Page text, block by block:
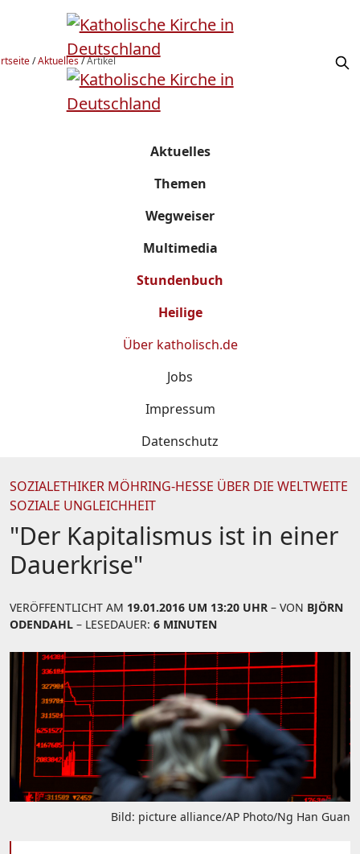
/Aktuelles/Artikel
Aktuelles
Themen
Wegweiser
Multimedia
Stundenbuch
Heilige
Über katholisch.de
Jobs
Impressum
Datenschutz
SOZIALETHIKER MÖHRING-HESSE ÜBER DIE WELTWEITE
SOZIALE UNGLEICHHEIT
"Der Kapitalismus ist in einer
Dauerkrise"
VERÖFFENTLICHT AM 19.01.2016 UM 13:20 UHR – VON BJÖRN
ODENDAHL – LESEDAUER: 6 MINUTEN
Bild: picture alliance/AP Photo/Ng Han Guan